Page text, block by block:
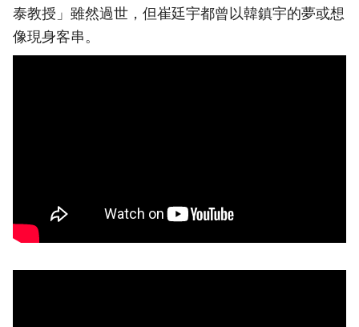
泰教授」雖然過世，但崔廷宇都曾以韓鎮宇的夢或想
像現身客串。